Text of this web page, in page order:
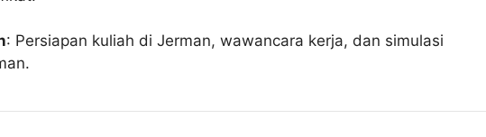
: Persiapan kuliah di Jerman, wawancara kerja, dan simulasi